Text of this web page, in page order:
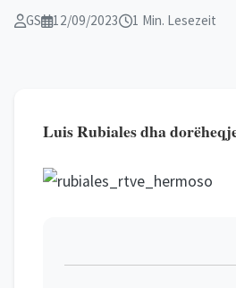
GS 12/09/2023 1 Min. Lesezeit
Luis Rubiales dha